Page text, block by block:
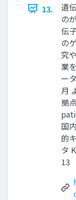
13.
遺
の
伝
の
究
業
ー
月
拠
国
的
タ
13